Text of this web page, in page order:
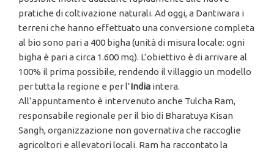
pratiche di coltivazione naturali. Ad oggi, a Dantiwara i
terreni che hanno effettuato una conversione completa
al bio sono pari a 400 bigha (unità di misura locale: ogni
bigha è pari a circa 1.600 mq). L’obiettivo è di arrivare al
100% il prima possibile, rendendo il villaggio un modello
per tutta la regione e per l’India intera.
All’appuntamento è intervenuto anche Tulcha Ram,
responsabile regionale per il bio di Bharatuya Kisan
Sangh, organizzazione non governativa che raccoglie
agricoltori e allevatori locali. Ram ha raccontato la